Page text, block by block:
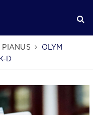
OLYM
D